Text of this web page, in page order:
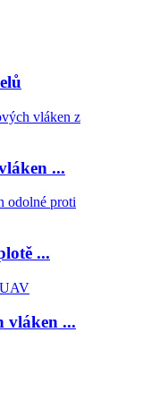
...
...
vláken ...